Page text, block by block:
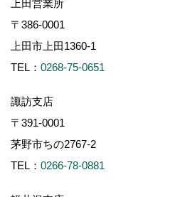
上田営業所
〒386-0001
上田市上田1360-1
TEL： 0268-75-0651
諏訪支店
〒391-0001
茅野市ちの2767-2
TEL： 0266-78-0881